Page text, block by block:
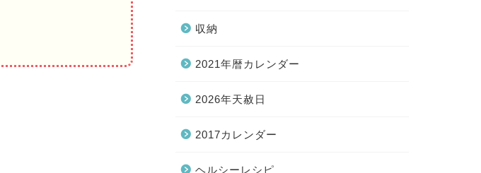
収納
2021年暦カレンダー
2026年天赦日
2017カレンダー
ヘルシーレシピ